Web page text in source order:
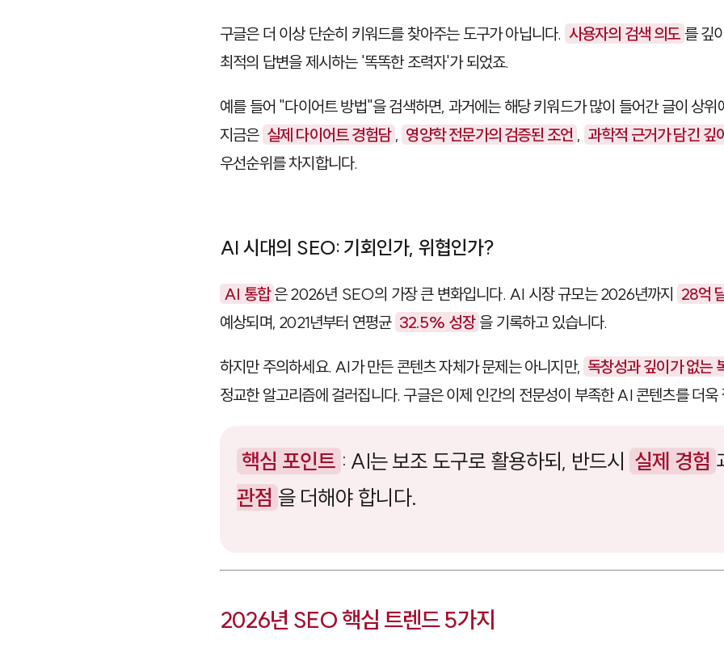
구글은 더 이상 단순히 키워드를 찾아주는 도구가 아닙니다. 사용자의 검색 의도 를 깊
최적의 답변을 제시하는 '똑똑한 조력자'가 되었죠.
예를 들어 "다이어트 방법"을 검색하면, 과거에는 해당 키워드가 많이 들어간 글이 상위
지금은 실제 다이어트 경험담 , 영양학 전문가의 검증된 조언 , 과학적 근거가 담긴 깊
우선순위를 차지합니다.
AI 시대의 SEO: 기회인가, 위협인가?
AI 통합 은 2026년 SEO의 가장 큰 변화입니다. AI 시장 규모는 2026년까지 28억
예상되며, 2021년부터 연평균 32.5% 성장 을 기록하고 있습니다.
하지만 주의하세요. AI가 만든 콘텐츠 자체가 문제는 아니지만, 독창성과 깊이가 없는
정교한 알고리즘에 걸러집니다. 구글은 이제 인간의 전문성이 부족한 AI 콘텐츠를 더욱
핵심 포인트 : AI는 보조 도구로 활용하되, 반드시 실제 경험
관점 을 더해야 합니다.
2026년 SEO 핵심 트렌드 5가지